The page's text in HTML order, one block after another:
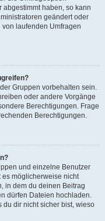
haben, so kann
geändert oder
laufenden Umfragen
Gruppen vorbehalten sein.
oder andere Vorgänge
Berechtigungen. Frage
Berechtigungen.
und einzelne Benutzer
möglicherweise nicht
in dem du deinen Beitrag
dürfen Dateien hochladen.
du dir nicht sicher bist, wieso